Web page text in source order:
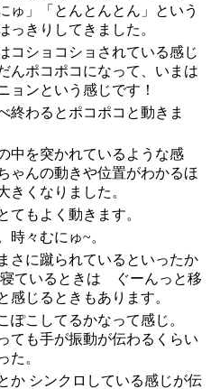
ゅ」「とんとんとん」という
っきりしてきました。
コショコショされている感じ
んポコポコになって、いまは
ョンという感じです！
終わるとポコポコと動きま
中を突かれているような感
ゃんの動きや位置がわかるほ
きくなりました。
てもよく動きます。
時々むにゅ~。
さに蹴られているといったか
ているときは ぐーんっと移
じるときもあります。
ぽこしてるかなって感じ。
ても手が振動が伝わるくらい
た。
か シンクロしている感じが伝